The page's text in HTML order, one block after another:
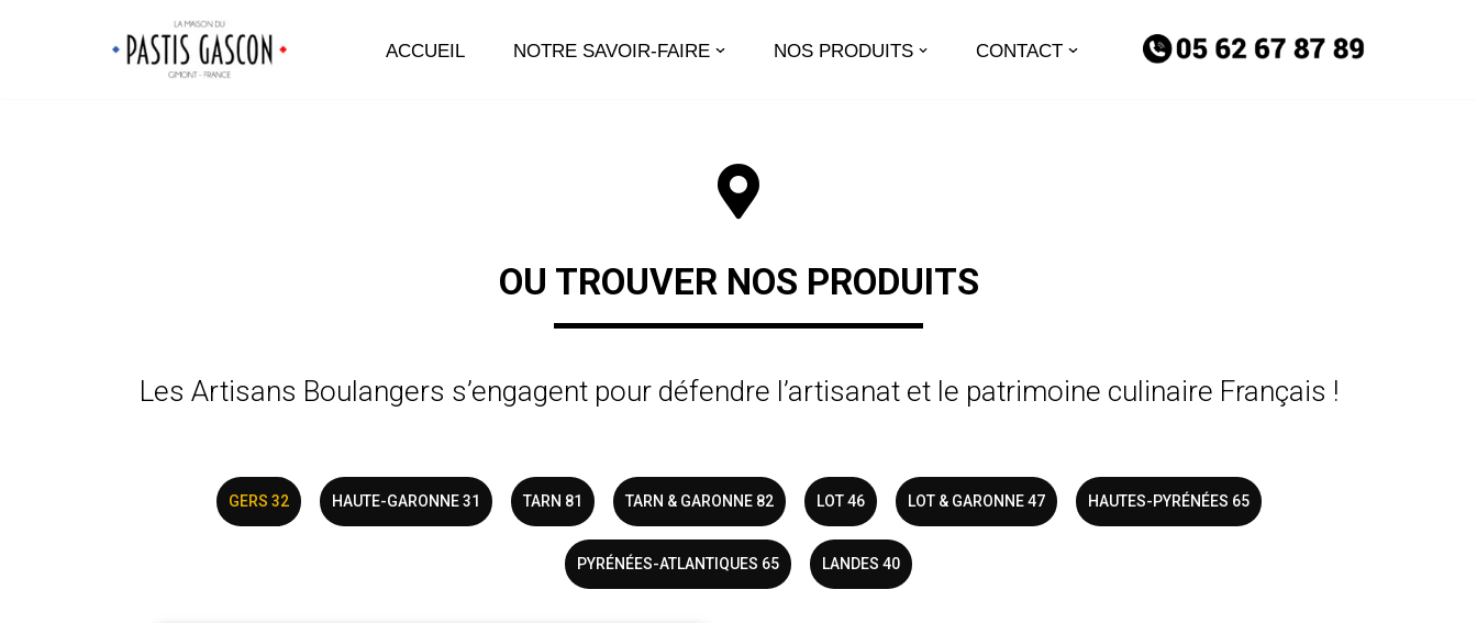
ACCUEIL NOTRE SAVOIR-FAIRE NOS PRODUITS CONTACT
OU TROUVER NOS PRODUITS
Les Artisans Boulangers s’engagent pour défendre l’artisanat et le patrimoine culinaire Français !
GERS 32 HAUTE-GARONNE 31 TARN 81 TARN & GARONNE 82 LOT 46 LOT & GARONNE 47 HAUTES-PYRÉNÉES 65
PYRÉNÉES-ATLANTIQUES 65 LANDES 40